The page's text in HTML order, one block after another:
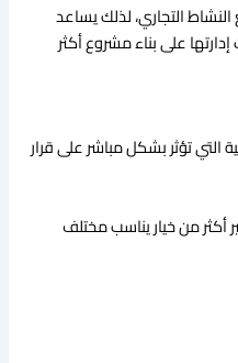
التجاري، لذلك يساعد
على بناء مشروع أكثر
التي تؤثر بشكل مباشر على قرار
أكثر من خيار يناسب مختلف